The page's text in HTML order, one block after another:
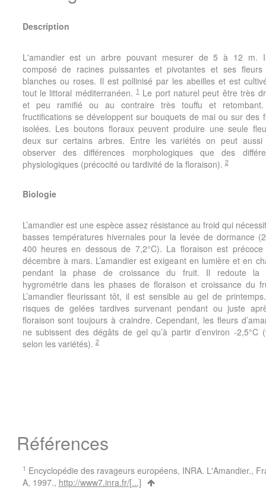
Description
L'amandier est un arbre pouvant mesurer de 5 à 12 m.
composé de racines puissantes et pivotantes et ses fleurs
blanches ou roses. Il est pollinisé par les abeilles et est
tout le littoral méditerranéen. 1Le port naturel peut être très
et peu ramifié ou au contraire très touffu et
fructifications se développent sur bouquets de mai ou sur des
isolées. Les boutons floraux peuvent produire une seule
deux sur certains arbres. Entre les variétés on peut aussi
observer des différences morphologiques que des
physiologiques (précocité ou tardivité de la floraison).2
Biologie
L’amandier est une espèce assez résistance au froid qui
basses températures hivernales pour la levée de dormance
400 heures en dessous de 7,2°C). La floraison est
décembre à mars. L’amandier est exigeant en lumière et en
pendant la phase de croissance du fruit. Il redoute la
hygrométrie dans les phases de floraison et croissance du
L’amandier fleurissant tôt, il est sensible au gel de
risques de gelées tardives survenant pendant ou juste
floraison sont toujours à craindre. Cependant, les fleurs
ne subissent des dégâts de gel qu’à partir d’environ -2,5°C
selon les variétés).2
Références
1 Encyclopédie des ravageurs européens, INRA. L'Amandier.,
A, 1997., http://www7.inra.fr/[...]